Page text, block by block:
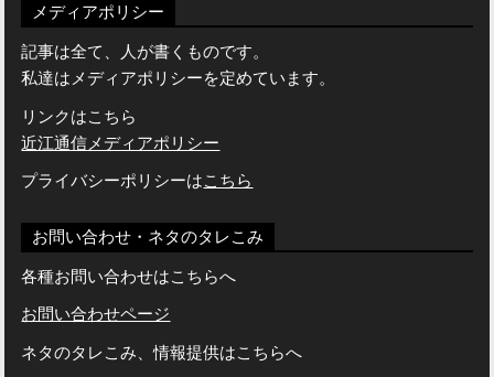
メディアポリシー
記事は全て、人が書くものです。
私達はメディアポリシーを定めています。
リンクはこちら
近江通信メディアポリシー
プライバシーポリシーはこちら
お問い合わせ・ネタのタレこみ
各種お問い合わせはこちらへ
お問い合わせページ
ネタのタレこみ、情報提供はこちらへ